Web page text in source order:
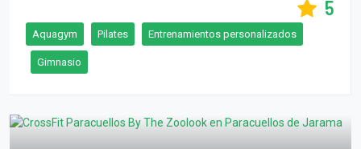
5
Aquagym Pilates Entrenamientos personalizados
Gimnasio